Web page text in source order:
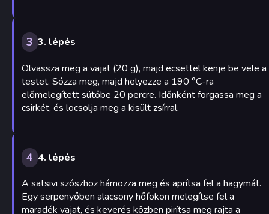
3 3. lépés
Olvassza meg a vajat (20 g), majd ecsettel kenje be vele a
testet. Sózza meg, majd helyezze a 190 °C-ra
előmelegített sütőbe 20 percre. Időnként forgassa meg a
csirkét, és locsolja meg a kisült zsírral.
4 4. lépés
A satsivi szószhoz hámozza meg és aprítsa fel a hagymát.
Egy serpenyőben alacsony hőfokon melegítse fel a
maradék vajat, és keverés közben pirítsa meg rajta a